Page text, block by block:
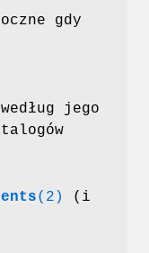
gdy
jego
(2)
(i